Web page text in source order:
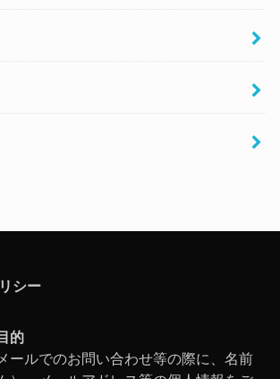
シー
的
ールでのお問い合わせ等の際に、名前